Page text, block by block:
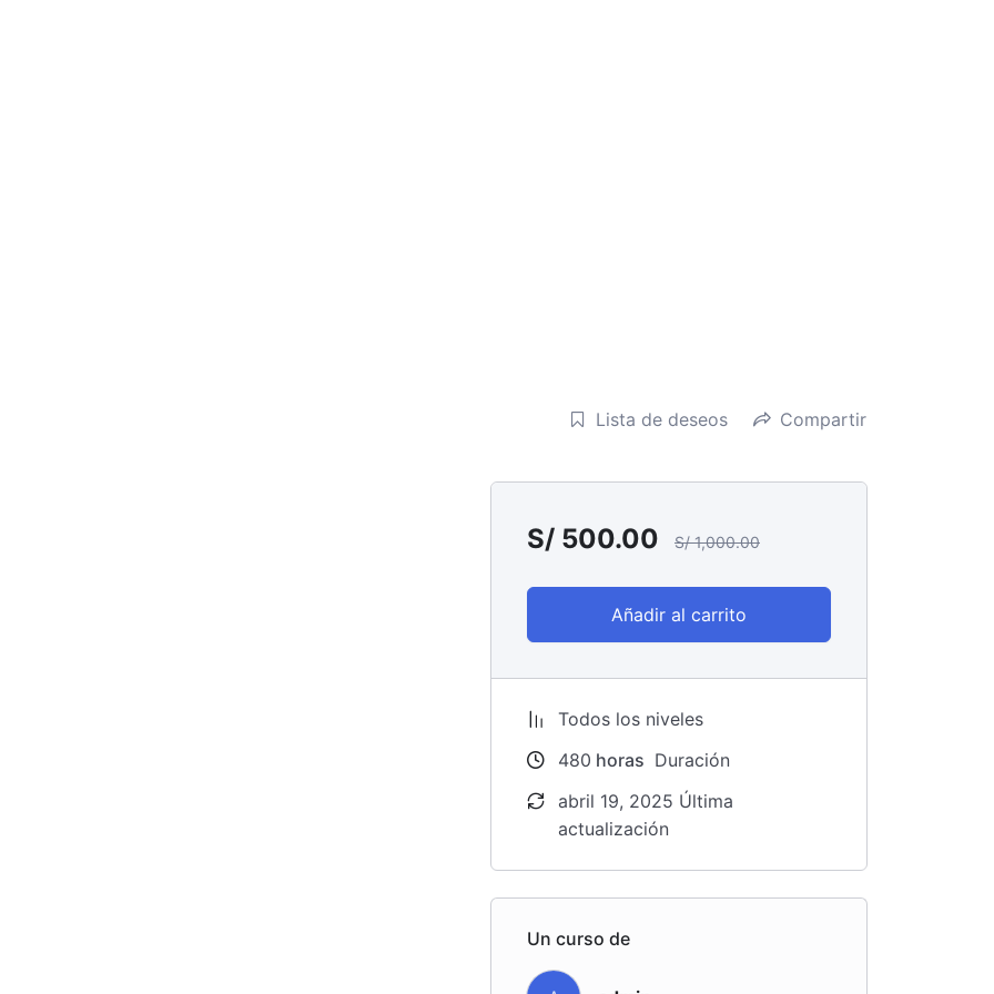
Lista de deseos Compartir
S/ 500.00 S/1,000.00
Añadir al carrito
Todos los niveles
480 horas Duración
abril 19, 2025 Última
actualización
Un curso de